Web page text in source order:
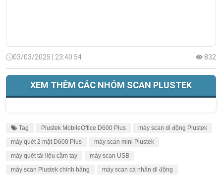
03/03/2025 | 23:40:54 832
XEM THÊM CÁC NHÓM SCAN PLUSTEK
Tag Plustek MobileOffice D600 Plus
máy scan di động Plustek
máy quét 2 mặt D600 Plus
máy scan mini Plustek
máy quét tài liệu cầm tay
máy scan USB
máy scan Plustek chính hãng
máy scan cá nhân di động